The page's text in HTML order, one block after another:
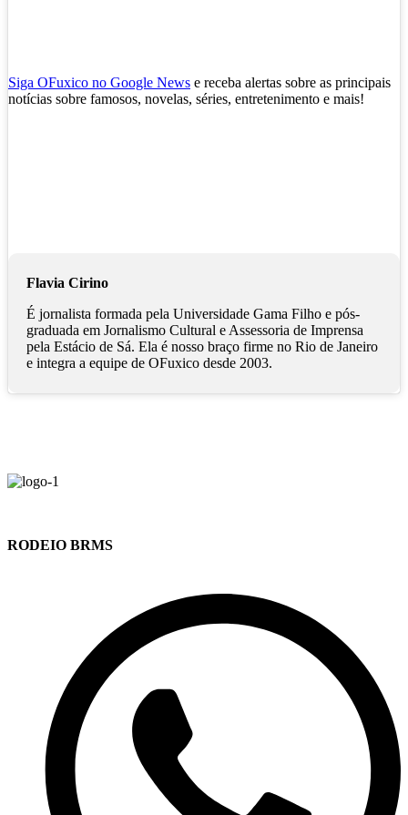
Siga OFuxico no Google News e receba alertas sobre as principais
notícias sobre famosos, novelas, séries, entretenimento e mais!
Flavia Cirino
É jornalista formada pela Universidade Gama Filho e pós-
graduada em Jornalismo Cultural e Assessoria de Imprensa
pela Estácio de Sá. Ela é nosso braço firme no Rio de Janeiro
e integra a equipe de OFuxico desde 2003.
RODEIO BRMS